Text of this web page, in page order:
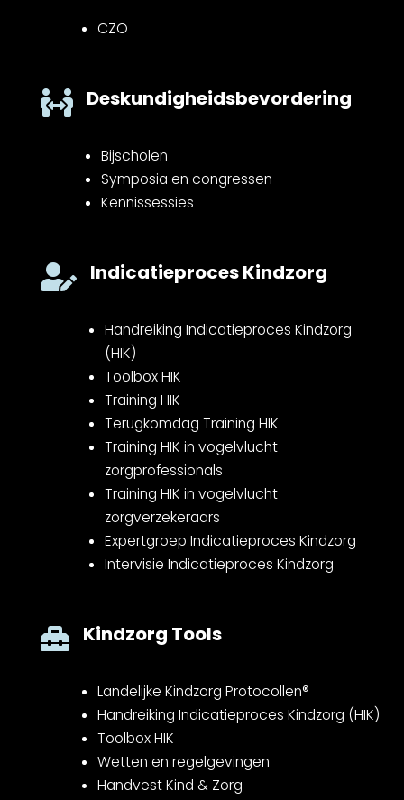
CZO
 Deskundigheidsbevordering
Bijscholen
Symposia en congressen
Kennissessies
 Indicatieproces Kindzorg
Handreiking Indicatieproces Kindzorg
(HIK)
Toolbox HIK
Training HIK
Terugkomdag Training HIK
Training HIK in vogelvlucht
zorgprofessionals
Training HIK in vogelvlucht
zorgverzekeraars
Expertgroep Indicatieproces Kindzorg
Intervisie Indicatieproces Kindzorg
 Kindzorg Tools
Landelijke Kindzorg Protocollen®
Handreiking Indicatieproces Kindzorg (HIK)
Toolbox HIK
Wetten en regelgevingen
Handvest Kind & Zorg